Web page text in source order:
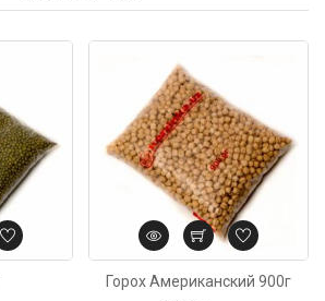
Горох Американский 900г